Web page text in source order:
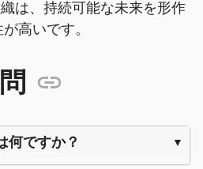
は、持続可能な未来を形作
高いです。
何ですか？